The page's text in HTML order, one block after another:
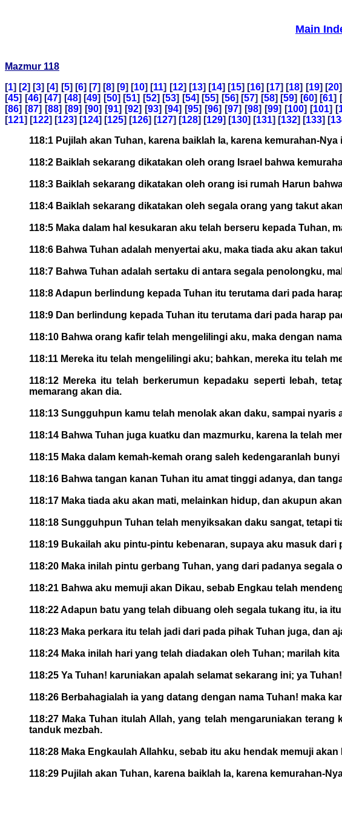
Main
Mazmur 118
[1] [2] [3] [4] [5] [6] [7] [8] [9] [10] [11] [12] [13] [14] [15] [16] [17] [18] [19] [20
[45] [46] [47] [48] [49] [50] [51] [52] [53] [54] [55] [56] [57] [58] [59] [60] [61] [
[86] [87] [88] [89] [90] [91] [92] [93] [94] [95] [96] [97] [98] [99] [100] [101] [
[121] [122] [123] [124] [125] [126] [127] [128] [129] [130] [131] [132] [133] [
118:1 Pujilah akan Tuhan, karena baiklah Ia, karena kemurahan-
118:2 Baiklah sekarang dikatakan oleh orang Israel bahwa
118:3 Baiklah sekarang dikatakan oleh orang isi rumah Harun
118:4 Baiklah sekarang dikatakan oleh segala orang yang takut
118:5 Maka dalam hal kesukaran aku telah berseru kepada Tuhan,
118:6 Bahwa Tuhan adalah menyertai aku, maka tiada aku akan
118:7 Bahwa Tuhan adalah sertaku di antara segala penolongku,
118:8 Adapun berlindung kepada Tuhan itu terutama dari pada
118:9 Dan berlindung kepada Tuhan itu terutama dari pada harap
118:10 Bahwa orang kafir telah mengelilingi aku, maka dengan
118:11 Mereka itu telah mengelilingi aku; bahkan, mereka itu telah
118:12 Mereka itu telah berkerumun kepadaku seperti lebah,
memarang akan dia.
118:13 Sungguhpun kamu telah menolak akan daku, sampai
118:14 Bahwa Tuhan juga kuatku dan mazmurku, karena Ia telah
118:15 Maka dalam kemah-kemah orang saleh kedengaranlah
118:16 Bahwa tangan kanan Tuhan itu amat tinggi adanya, dan
118:17 Maka tiada aku akan mati, melainkan hidup, dan akupun
118:18 Sungguhpun Tuhan telah menyiksakan daku sangat, tetapi
118:19 Bukailah aku pintu-pintu kebenaran, supaya aku masuk dari
118:20 Maka inilah pintu gerbang Tuhan, yang dari padanya segala
118:21 Bahwa aku memuji akan Dikau, sebab Engkau telah
118:22 Adapun batu yang telah dibuang oleh segala tukang itu, ia
118:23 Maka perkara itu telah jadi dari pada pihak Tuhan juga, dan
118:24 Maka inilah hari yang telah diadakan oleh Tuhan; marilah
118:25 Ya Tuhan! karuniakan apalah selamat sekarang ini; ya
118:26 Berbahagialah ia yang datang dengan nama Tuhan! maka
118:27 Maka Tuhan itulah Allah, yang telah mengaruniakan
tanduk mezbah.
118:28 Maka Engkaulah Allahku, sebab itu aku hendak memuji
118:29 Pujilah akan Tuhan, karena baiklah Ia, karena kemurahan-